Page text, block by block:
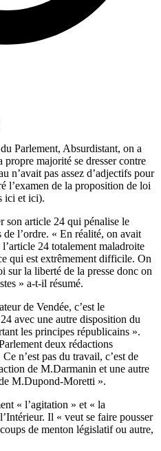
Parlement, Absurdistant, on a
majorité se dresser contre
n’avait pas assez d’adjectifs pour
l’examen de la proposition de loi
ici et ici).
son article 24 qui pénalise le
de l’ordre. « En réalité, on avait
24 totalement maladroite
qui est extrêmement difficile. On
sur la liberté de la presse donc on
» a-t-il résumé.
de Vendée, c’est le
avec une autre disposition du
les principes républicains ».
deux rédactions
n’est pas du travail, c’est de
de M.Darmanin et une autre
M.Dupond-Moretti ».
« l’agitation » et « la
Il « veut se faire pousser
de menton législatif ou autre,